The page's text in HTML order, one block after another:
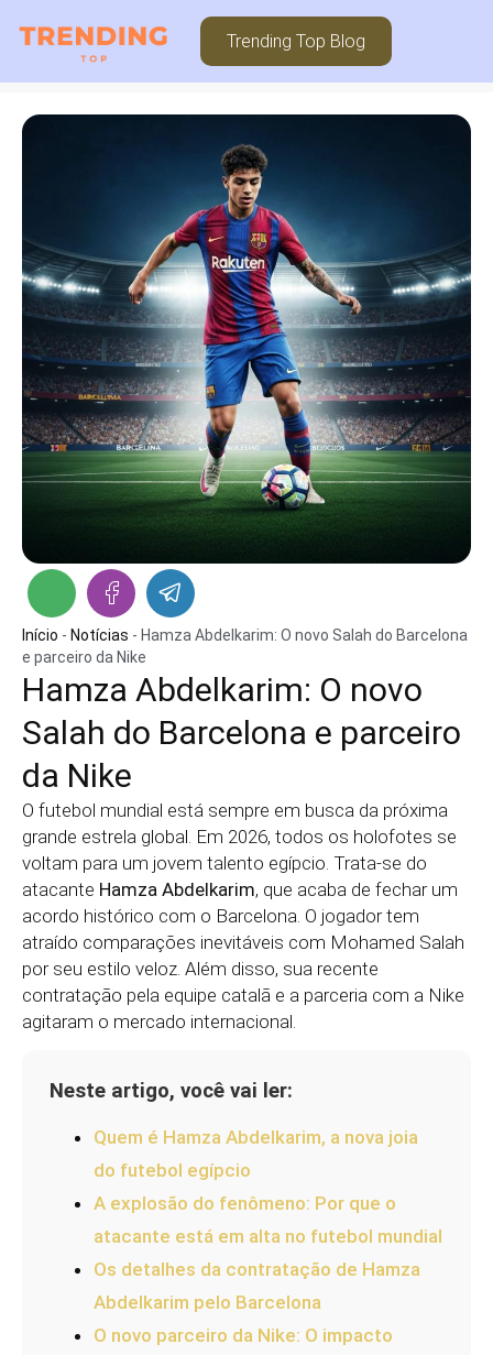
Trending Top Blog
Início - Notícias - Hamza Abdelkarim: O novo Salah do Barcelona
e parceiro da Nike
Hamza Abdelkarim: O novo
Salah do Barcelona e parceiro
da Nike
O futebol mundial está sempre em busca da próxima
grande estrela global. Em 2026, todos os holofotes se
voltam para um jovem talento egípcio. Trata-se do
atacante Hamza Abdelkarim, que acaba de fechar um
acordo histórico com o Barcelona. O jogador tem
atraído comparações inevitáveis com Mohamed Salah
por seu estilo veloz. Além disso, sua recente
contratação pela equipe catalã e a parceria com a Nike
agitaram o mercado internacional.
Neste artigo, você vai ler:
Quem é Hamza Abdelkarim, a nova joia
do futebol egípcio
A explosão do fenômeno: Por que o
atacante está em alta no futebol mundial
Os detalhes da contratação de Hamza
Abdelkarim pelo Barcelona
O novo parceiro da Nike: O impacto